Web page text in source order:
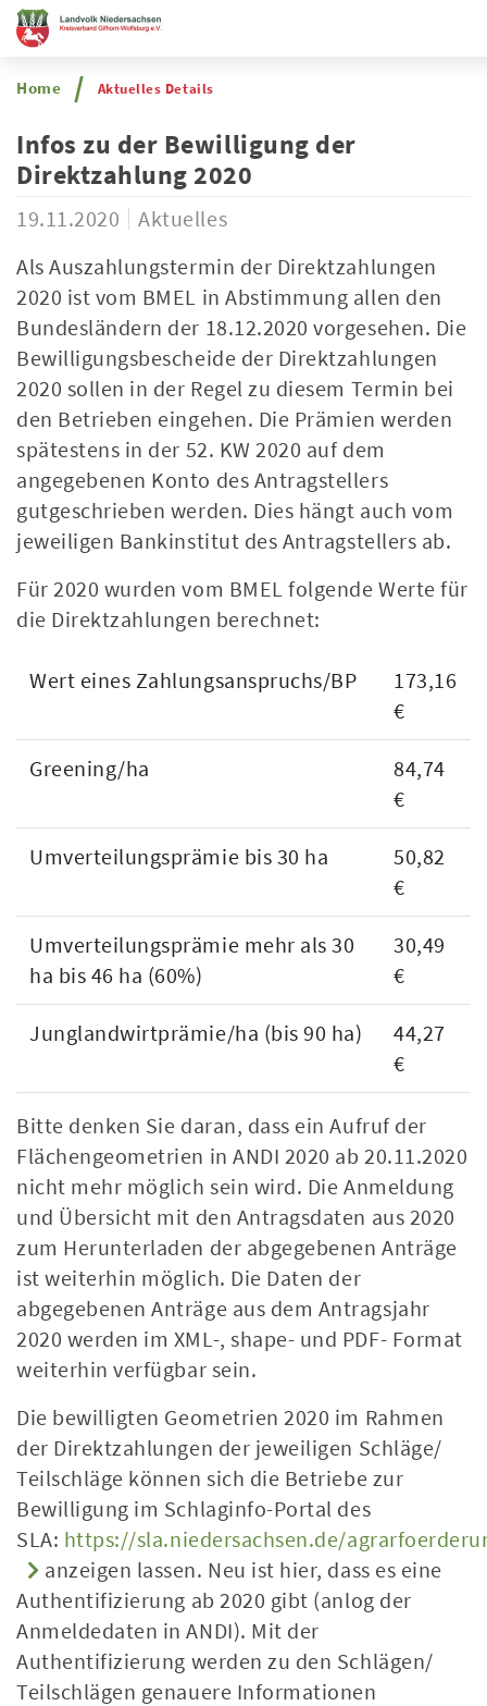
Home Aktuelles Details
Infos zu der Bewilligung der
Direktzahlung 2020
19.11.2020
Aktuelles
Als Auszahlungstermin der Direktzahlungen
2020 ist vom BMEL in Abstimmung allen den
Bundesländern der 18.12.2020 vorgesehen. Die
Bewilligungsbescheide der Direktzahlungen
2020 sollen in der Regel zu diesem Termin bei
den Betrieben eingehen. Die Prämien werden
spätestens in der 52. KW 2020 auf dem
angegebenen Konto des Antragstellers
gutgeschrieben werden. Dies hängt auch vom
jeweiligen Bankinstitut des Antragstellers ab.
Für 2020 wurden vom BMEL folgende Werte für
die Direktzahlungen berechnet:
Wert eines Zahlungsanspruchs/BP
173,16
€
Greening/ha
84,74
€
Umverteilungsprämie bis 30 ha
50,82
€
Umverteilungsprämie mehr als 30
ha bis 46 ha (60%)
30,49
€
Junglandwirtprämie/ha (bis 90 ha)
44,27
€
Bitte denken Sie daran, dass ein Aufruf der
Flächengeometrien in ANDI 2020 ab 20.11.2020
nicht mehr möglich sein wird. Die Anmeldung
und Übersicht mit den Antragsdaten aus 2020
zum Herunterladen der abgegebenen Anträge
ist weiterhin möglich. Die Daten der
abgegebenen Anträge aus dem Antragsjahr
2020 werden im XML-, shape- und PDF- Format
weiterhin verfügbar sein.
Die bewilligten Geometrien 2020 im Rahmen
der Direktzahlungen der jeweiligen Schläge/
Teilschläge können sich die Betriebe zur
Bewilligung im Schlaginfo-Portal des
SLA: https://sla.niedersachsen.de/
anzeigen lassen. Neu ist hier, dass es eine
Authentifizierung ab 2020 gibt (anlog der
Anmeldedaten in ANDI). Mit der
Authentifizierung werden zu den Schlägen/
Teilschlägen genauere Informationen